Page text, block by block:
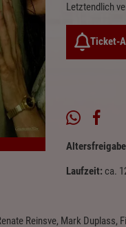
Letztendlich
Ticket-
Laufzeit: ca.
Reinsve, Mark Duplass,